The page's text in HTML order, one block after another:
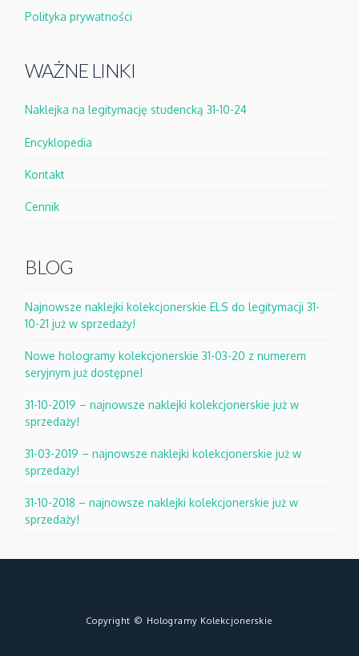
Polityka prywatności
WAŻNE LINKI
Naklejka na legitymację studencką 31-10-24
Encyklopedia
Kontakt
Cennik
BLOG
Najnowsze naklejki kolekcjonerskie ELS do legitymacji 31-
10-21 już w sprzedaży!
Nowe hologramy kolekcjonerskie 31-03-20 z numerem
seryjnym już dostępne!
31-10-2019 – najnowsze naklejki kolekcjonerskie już w
sprzedaży!
31-03-2019 – najnowsze naklejki kolekcjonerskie już w
sprzedaży!
31-10-2018 – najnowsze naklejki kolekcjonerskie już w
sprzedaży!
Copyright © Hologramy Kolekcjonerskie